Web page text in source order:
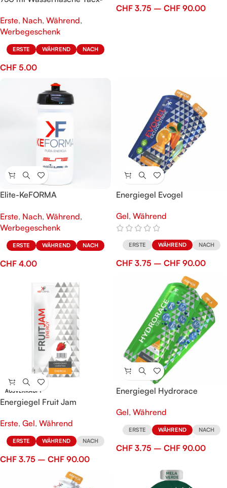
Erste, Nach, Während,
Werbegeschenk
ERSTE WÄHREND NACH
CHF 5.00
CHF 3.75 – CHF 90.00
Elite-KeFORMA
Erste, Nach, Während,
Werbegeschenk
ERSTE WÄHREND NACH
CHF 4.00
Energiegel Evogel
Gel, Während
ERSTE WÄHREND NACH
CHF 3.75 – CHF 90.00
AUSVERKAUFT
Energiegel Fruit Jam
Erste, Gel, Während
ERSTE WÄHREND NACH
CHF 3.75 – CHF 90.00
Energiegel Hydrorace
Gel, Während
ERSTE WÄHREND NACH
CHF 3.75 – CHF 90.00